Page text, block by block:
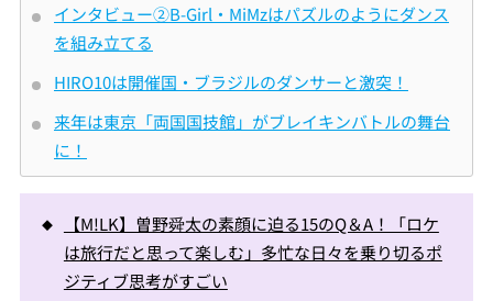
インタビュー②B-Girl・MiMzはパズルのようにダンス
を組み立てる
HIRO10は開催国・ブラジルのダンサーと激突！
来年は東京「両国国技館」がブレイキンバトルの舞台
に！
【M!LK】曽野舜太の素顔に迫る15のQ＆A！「ロケ
は旅行だと思って楽しむ」多忙な日々を乗り切るポ
ジティブ思考がすごい